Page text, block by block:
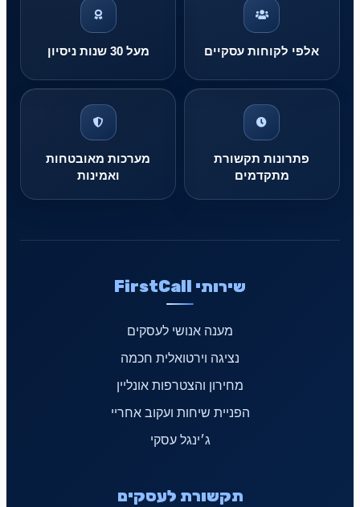
אלפי לקוחות עסקיים מעל 30 שנות ניסיון
פתרונות תקשורת
מתקדמים
מערכות מאובטחות
ואמינות
שירותי FirstCall
מענה אנושי לעסקים
נציגה וירטואלית חכמה
מחירון והצטרפות אונליין
הפניית שיחות ועקוב אחריי
ג׳ינגל עסקי
תקשורת לעסקים